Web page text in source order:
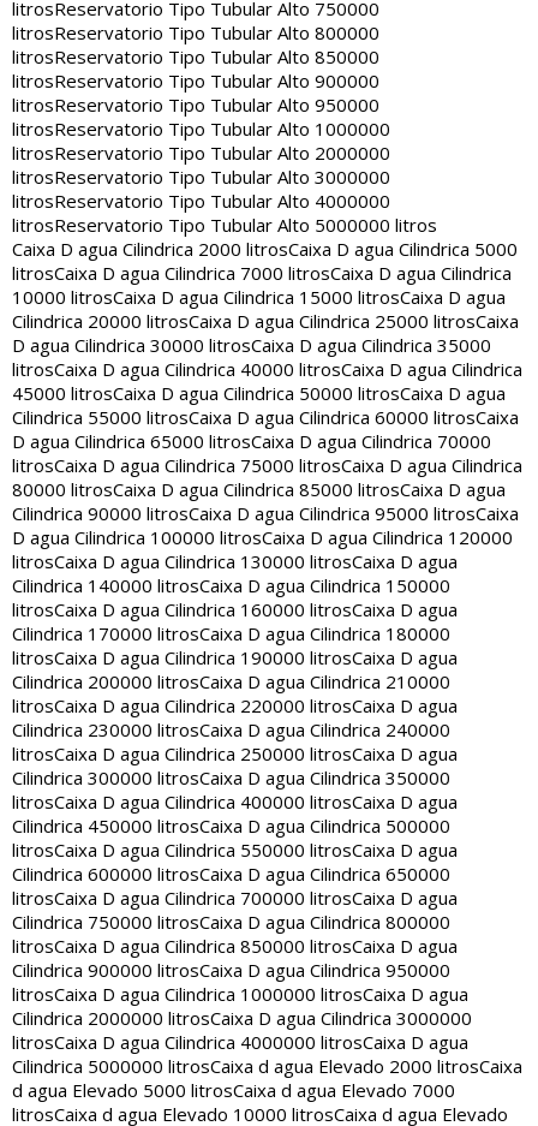
litrosReservatorio Tipo Tubular Alto 750000
litrosReservatorio Tipo Tubular Alto 800000
litrosReservatorio Tipo Tubular Alto 850000
litrosReservatorio Tipo Tubular Alto 900000
litrosReservatorio Tipo Tubular Alto 950000
litrosReservatorio Tipo Tubular Alto 1000000
litrosReservatorio Tipo Tubular Alto 2000000
litrosReservatorio Tipo Tubular Alto 3000000
litrosReservatorio Tipo Tubular Alto 4000000
litrosReservatorio Tipo Tubular Alto 5000000 litros
Caixa D agua Cilindrica 2000 litrosCaixa D agua Cilindrica 5000
litrosCaixa D agua Cilindrica 7000 litrosCaixa D agua Cilindrica
10000 litrosCaixa D agua Cilindrica 15000 litrosCaixa D agua
Cilindrica 20000 litrosCaixa D agua Cilindrica 25000 litrosCaixa
D agua Cilindrica 30000 litrosCaixa D agua Cilindrica 35000
litrosCaixa D agua Cilindrica 40000 litrosCaixa D agua Cilindrica
45000 litrosCaixa D agua Cilindrica 50000 litrosCaixa D agua
Cilindrica 55000 litrosCaixa D agua Cilindrica 60000 litrosCaixa
D agua Cilindrica 65000 litrosCaixa D agua Cilindrica 70000
litrosCaixa D agua Cilindrica 75000 litrosCaixa D agua Cilindrica
80000 litrosCaixa D agua Cilindrica 85000 litrosCaixa D agua
Cilindrica 90000 litrosCaixa D agua Cilindrica 95000 litrosCaixa
D agua Cilindrica 100000 litrosCaixa D agua Cilindrica 120000
litrosCaixa D agua Cilindrica 130000 litrosCaixa D agua
Cilindrica 140000 litrosCaixa D agua Cilindrica 150000
litrosCaixa D agua Cilindrica 160000 litrosCaixa D agua
Cilindrica 170000 litrosCaixa D agua Cilindrica 180000
litrosCaixa D agua Cilindrica 190000 litrosCaixa D agua
Cilindrica 200000 litrosCaixa D agua Cilindrica 210000
litrosCaixa D agua Cilindrica 220000 litrosCaixa D agua
Cilindrica 230000 litrosCaixa D agua Cilindrica 240000
litrosCaixa D agua Cilindrica 250000 litrosCaixa D agua
Cilindrica 300000 litrosCaixa D agua Cilindrica 350000
litrosCaixa D agua Cilindrica 400000 litrosCaixa D agua
Cilindrica 450000 litrosCaixa D agua Cilindrica 500000
litrosCaixa D agua Cilindrica 550000 litrosCaixa D agua
Cilindrica 600000 litrosCaixa D agua Cilindrica 650000
litrosCaixa D agua Cilindrica 700000 litrosCaixa D agua
Cilindrica 750000 litrosCaixa D agua Cilindrica 800000
litrosCaixa D agua Cilindrica 850000 litrosCaixa D agua
Cilindrica 900000 litrosCaixa D agua Cilindrica 950000
litrosCaixa D agua Cilindrica 1000000 litrosCaixa D agua
Cilindrica 2000000 litrosCaixa D agua Cilindrica 3000000
litrosCaixa D agua Cilindrica 4000000 litrosCaixa D agua
Cilindrica 5000000 litrosCaixa d agua Elevado 2000 litrosCaixa
d agua Elevado 5000 litrosCaixa d agua Elevado 7000
litrosCaixa d agua Elevado 10000 litrosCaixa d agua Elevado